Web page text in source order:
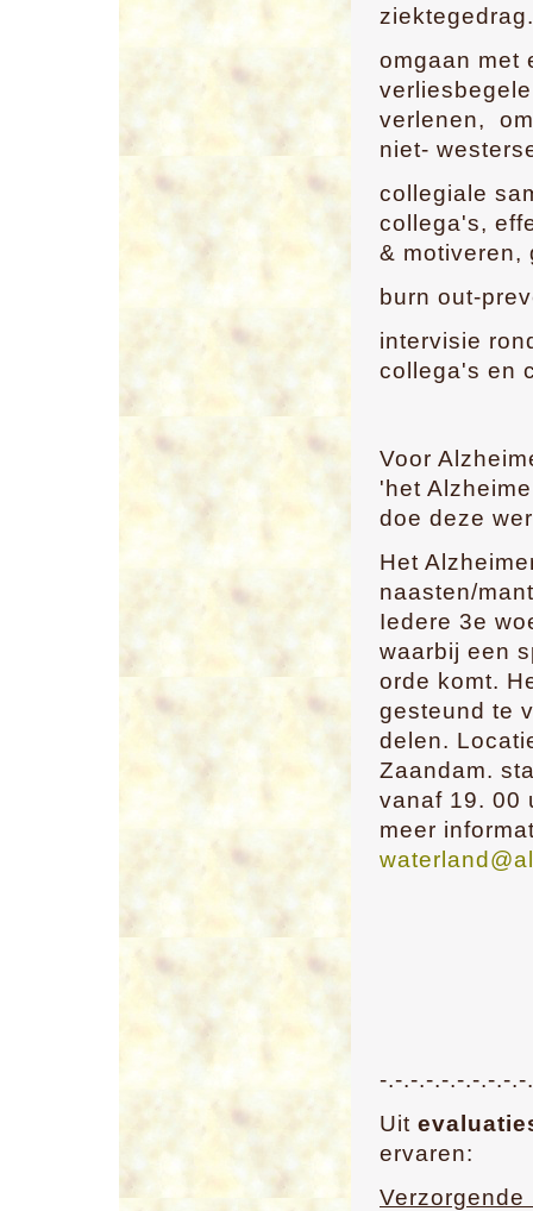
ziektegedrag.
omgaan met
verlenen,
niet-
collegiale
collega's,
& motiveren,
burn out-
intervisie
collega's en
Voor
'het
doe deze
Het
naasten/
Iedere 3e
waarbij een
orde komt.
gesteund te
delen.
Zaandam.
vanaf 19. 00
meer
-.-.-.-.-.-.-.-.-
Uit
ervaren:
Verzorgende